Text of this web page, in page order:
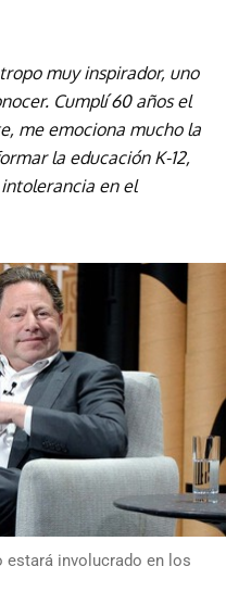
muy inspirador, uno
Cumplí 60 años el
me emociona mucho la
la educación K-12,
en el
estará involucrado en los